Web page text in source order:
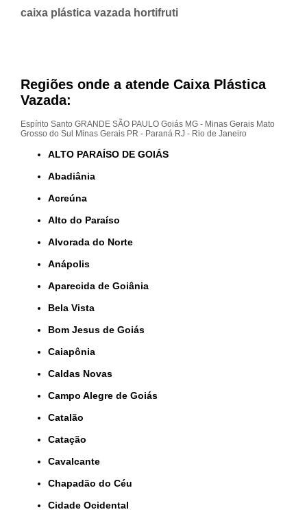
caixa plástica vazada hortifruti
Regiões onde a atende Caixa Plástica
Vazada:
Espírito Santo GRANDE SÃO PAULO Goiás MG - Minas Gerais Mato
Grosso do Sul
Minas Gerais PR - Paraná RJ - Rio de Janeiro
ALTO PARAÍSO DE GOIÁS
Abadiânia
Acreúna
Alto do Paraíso
Alvorada do Norte
Anápolis
Aparecida de Goiânia
Bela Vista
Bom Jesus de Goiás
Caiapônia
Caldas Novas
Campo Alegre de Goiás
Catalão
Catação
Cavalcante
Chapadão do Céu
Cidade Ocidental